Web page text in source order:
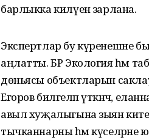
барлыкка килүенә зарлана.
Экспертлар бу күренешне
аңлатты. БР Экология һәм
дөньясы объектларын
Егоров билгеләп үткәнчә,
авыл хуҗалыгына зыян
тычканнарны һәм күселәрне